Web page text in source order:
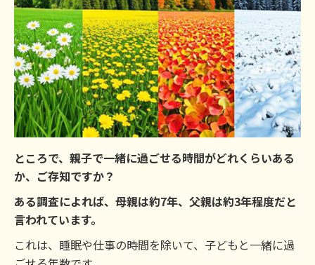
ところで、親子で一緒に過ごせる時間がどれくらいある
か、ご存知ですか？
ある調査によれば、母親は約7年、父親は約3年程度だと
言われています。
これは、睡眠や仕事の時間を除いて、子どもと一緒に過